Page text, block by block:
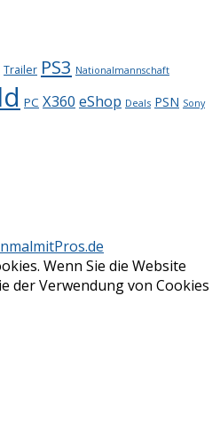
Trailer PS3 Nationalmannschaft
PC X360 eShop Deals PSN Sony
Wenn Sie die Website
der Verwendung von Cookies